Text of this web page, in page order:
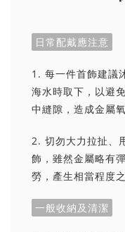
日常配戴應注意
1. 每一件首飾建議
海水時取下，以避
中縫隙，造成金屬
2. 切勿大力拉扯、
飾，雖然金屬略有
勞，產生相當程度
一般收納及清潔